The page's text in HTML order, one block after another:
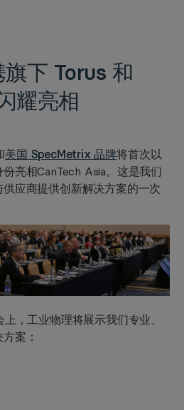
旗下 Torus 和
耀亮相
美国 SpecMetrix 品牌将首次以
亮相CanTech Asia。这是我们
应商提供创新解决方案的一次
，工业物理将展示我们专业、
案：